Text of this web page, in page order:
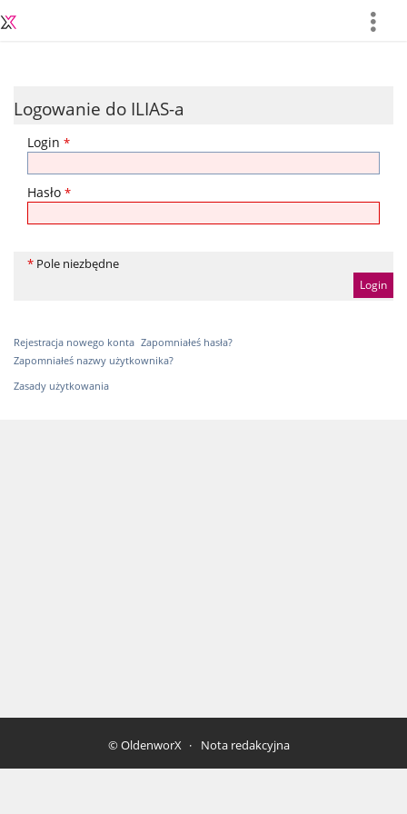
more
Logowanie do ILIAS-a
Login *
Hasło *
* Pole niezbędne
Rejestracja nowego konta Zapomniałeś hasła?
Zapomniałeś nazwy użytkownika?
Zasady użytkowania
© OldenworX Nota redakcyjna